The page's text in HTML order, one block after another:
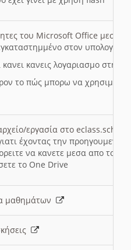
του Microsoft Office μεσω
στον
κανει κανεις λογαριασμο στη
το πώς μπορω να
εργασία στο eclass.sch.gr
έχοντας την
να κανετε μεσα απο το
το One Drive
μαθημάτων